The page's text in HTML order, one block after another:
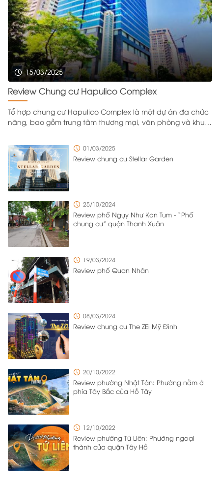
15/03/2025
Review Chung cư Hapulico Complex
Tổ hợp chung cư Hapulico Complex là một dự án đa chức
năng, bao gồm trung tâm thương mại, văn phòng và khu
chủ đầu tư. Nằm ở vị trí đắc địa với bốn mặt giáp các
tuyến đường Nguyễn Huy Tưởng, Lê Văn Thiêm, Vũ Trọng
Phụng và Ngụy Như Kon Tum, dự án được bố trí tới 8 cổng
ra vào từ nhiều hướng khác nhau để đảm bảo việc di
chuyển ra vào trong khu đô thị diễn ra thuận tiện và có trật
tự. Với mật độ cư dân sinh sống và làm việc cao, chủ đầu
tư đã triển khai nhiều giải pháp quản lý tổng thể để quản
lý một cách hiệu quả và vẫn đảm bảo sự thuận tiện cho
cư dân sinh sống tại đây.
01/03/2025
Review chung cư Stellar Garden
25/10/2024
Review phố Ngụy Như Kon Tum - “Phố
chung cư” quận Thanh Xuân
19/03/2024
Review phố Quan Nhân
08/03/2024
Review chung cư The ZEi Mỹ Đình
20/10/2022
Review phường Nhật Tân: Phường nằm ở
phía Tây Bắc của Hồ Tây
12/10/2022
Review phường Tứ Liên: Phường ngoại
thành của quận Tây Hồ